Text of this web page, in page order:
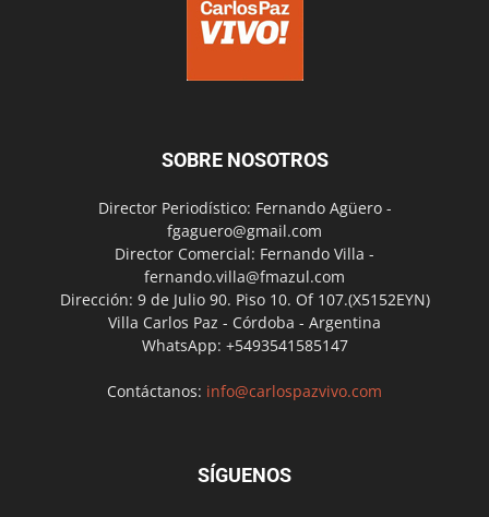
SOBRE NOSOTROS
Director Periodístico: Fernando Agüero -
fgaguero@gmail.com
Director Comercial: Fernando Villa -
fernando.villa@fmazul.com
Dirección: 9 de Julio 90. Piso 10. Of 107.(X5152EYN)
Villa Carlos Paz - Córdoba - Argentina
WhatsApp: +5493541585147
Contáctanos: info@carlospazvivo.com
SÍGUENOS